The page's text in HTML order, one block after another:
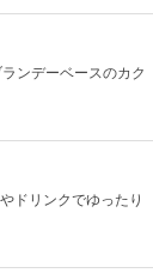
ンデーベースのカク
ドリンクでゆったり